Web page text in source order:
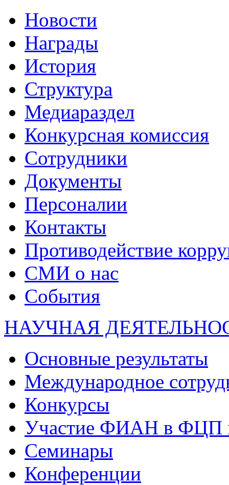
Новости
Награды
История
Структура
Медиараздел
Конкурсная комиссия
Сотрудники
Документы
Персоналии
Контакты
Противодействие
СМИ о нас
События
НАУЧНАЯ
Основные результаты
Международное
Конкурсы
Участие ФИАН в ФЦП
Семинары
Конференции